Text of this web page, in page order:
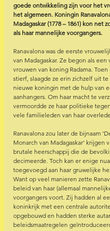
goede ontwikkeling zijn voor het
het algemeen. Koningin
Madagaskar (1778 – 1861) kon net
als haar mannelijke voorgangers.
Ranavalona was de eerste
van Madagaskar. Ze begon als een
vrouwen van koning Radama. Toen
stierf, slaagde ze erin zichzelf uit
nieuwe koningin met de hulp van
aanhangers. Om haar macht te
vermoordde ze haar politieke
vele familieleden van haar
Ranavalona zou later de bijnaam
Monarch van Madagaskar' krijgen
brutale heerschappij die de
decimeerde. Toch kan er enige
toegevoegd aan haar gruwelijke
Want op veel manieren zette
beleid van haar (allemaal
voorgangers voort. Zij hadden al
koninkrijk met een centrale
opgebouwd en hadden sterke
beleidsmaatregelen